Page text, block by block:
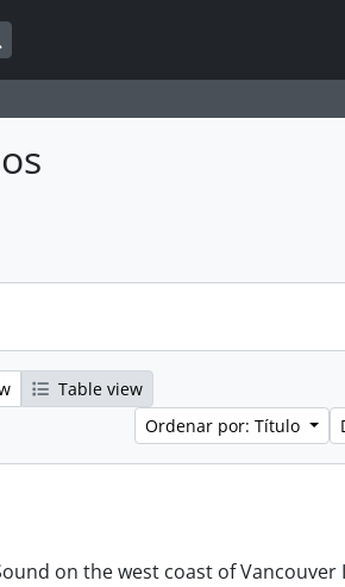
Search in browse page
Table view
Ordenar por: Título
on the west coast of Vancouver